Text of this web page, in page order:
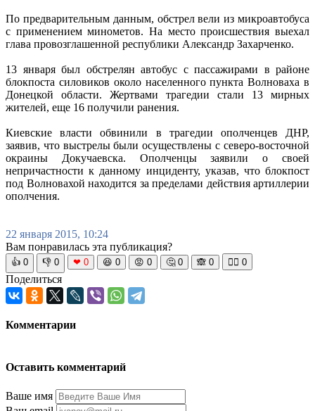
По предварительным данным, обстрел вели из микроавтобуса
с применением минометов. На место происшествия выехал
глава провозглашенной республики Александр Захарченко.
13 января был обстрелян автобус с пассажирами в районе
блокпоста силовиков около населенного пункта Волноваха в
Донецкой области. Жертвами трагедии стали 13 мирных
жителей, еще 16 получили ранения.
Киевские власти обвинили в трагедии ополченцев ДНР,
заявив, что выстрелы были осуществлены с северо-восточной
окраины Докучаевска. Ополченцы заявили о своей
непричастности к данному инциденту, указав, что блокпост
под Волновахой находится за пределами действия артиллерии
ополчения.
22 января 2015, 10:24
Вам понравилась эта публикация?
👍 0 👎 0 ❤ 0 😆 0 😡 0 🤔 0 🙈 0 🧘‍♀️ 0
Поделиться
Комментарии
Оставить комментарий
Ваше имя